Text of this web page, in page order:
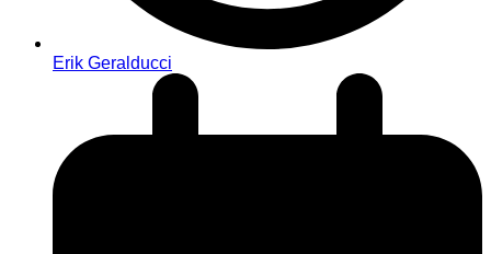
Erik Geralducci